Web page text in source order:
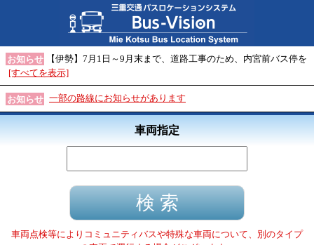
お知らせ
【伊勢】7月1日～9月末まで、道路工事のため、内宮前バス停を
[すべてを表示]
お知らせ 一部の路線にお知らせがあります
車両指定
車両点検等によりコミュニティバスや特殊な車両について、別のタイプ